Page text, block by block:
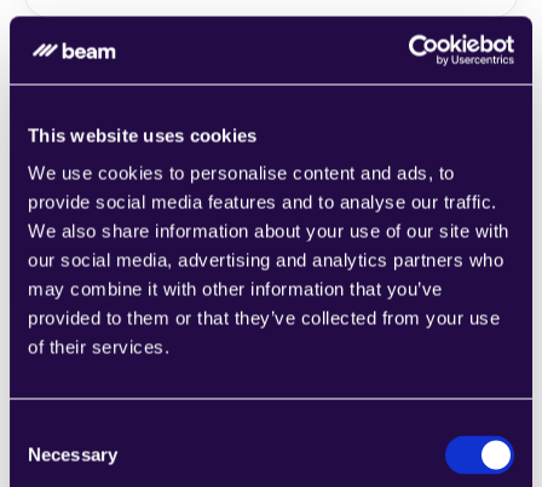
This website uses cookies
We use cookies to personalise content and ads, to
provide social media features and to analyse our traffic.
We also share information about your use of our site with
our social media, advertising and analytics partners who
may combine it with other information that you’ve
provided to them or that they’ve collected from your use
of their services.
Selection
Necessary
اجمع الأقسام من مجموعة من الفئات لتجميع
الصفحات بسهولة التي تلبي احتياجات عملك
المتنامي.
Learn more
2markdown